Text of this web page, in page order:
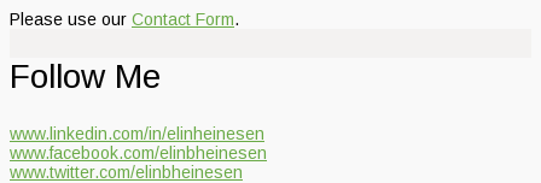
Please use our Contact Form.
Follow Me
www.linkedin.com/in/elinheinesen
www.facebook.com/elinbheinesen
www.twitter.com/elinbheinesen